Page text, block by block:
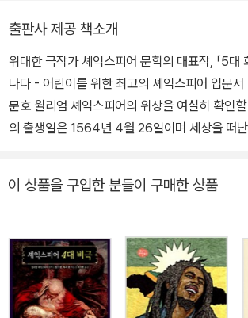
천재였다. 1590년대 초반 셰익스피어가 집필한
특히 《헨리 6세》는 공전의 히트를 기록했다.
난도 없지 않았지만, 시간이 지날수록 그의 작품
1623년 벤 존슨은 그리스와 로마의 극작가와 견
직 셰익스피어뿐이라고 호평하며, 그는 “어느 한
어를 “가장 크고 포괄적인 영혼”이라고 극찬했다
곡 작품들은 상연 연대에 따라 대개 4기로 분류
출판사 제공 책소개
위대한 극작가 셰익스피어 문학의 대표작, 「5대
나다 - 어린이를 위한 최고의 셰익스피어 입문
문호 윌리엄 셰익스피어의 위상을 여실히 확인
의 출생일은 1564년 4월 26일이며 세상을 떠
일로 선택했다. 셰익스피어의 위상을 확인할 수
셰익스피어를 두고 ‘인도와 셰익스피어 중 하나
인도를 포기하겠다.’고 말했다. 그리고 영국
‘지난 천 년간 최고의 작가는 누구인가?’라는
스피어가 압도적인 1위를 차지했다. 그의 작품
이 상품을 구입한 분들이 구매한 상품